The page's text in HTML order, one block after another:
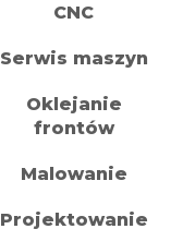
CNC
Serwis maszyn
Oklejanie
frontów
Malowanie
Projektowanie